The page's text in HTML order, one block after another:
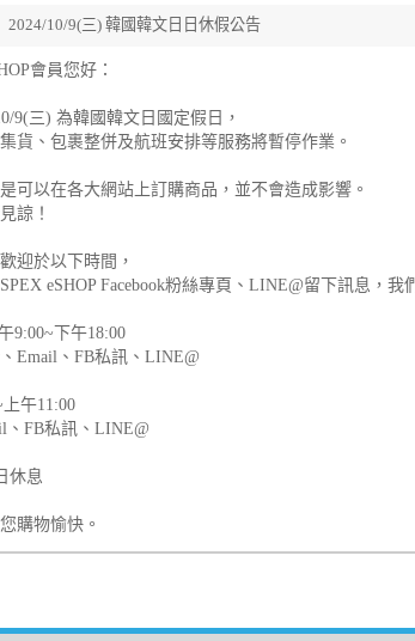
2024/10/9(三) 韓國韓文日日休假公告
會員您好：
9(三) 為韓國韓文日國定假日，
貨、包裹整併及航班安排等服務將暫停作業。
可以在各大網站上訂購商品，並不會造成影響。
諒！
迎於以下時間，
eSHOP Facebook粉絲專頁、LINE@留下訊息，我
9:00~下午18:00
Email、FB私訊、LINE@
午11:00
、FB私訊、LINE@
休息
購物愉快。